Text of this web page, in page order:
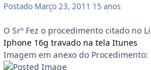
Postado Março 23, 2011 15 anos
O Srº Fez o procedimento citado no
Iphone 16g travado na tela Itunes
Imagem em anexo do Procedimento: